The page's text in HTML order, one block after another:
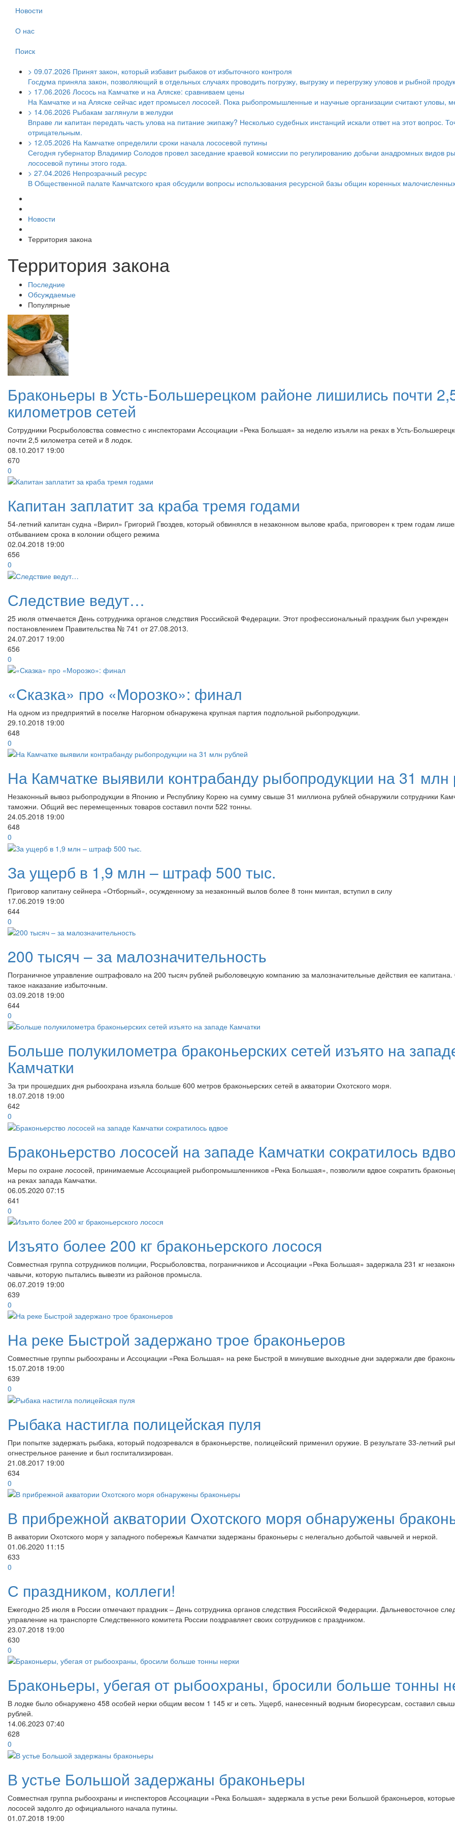
Новости
О нас
Поиск
> 09.07.2026 Принят закон, который избавит рыбаков от избыточного контроля
Госдума приняла закон, позволяющий в отдельных случаях проводить погрузку, выгрузку и перегрузку уловов и рыбной
> 17.06.2026 Лосось на Камчатке и на Аляске: сравниваем цены
На Камчатке и на Аляске сейчас идет промысел лососей. Пока рыбопромышленные и научные организации считают уловы,
> 14.06.2026 Рыбакам заглянули в желудки
Вправе ли капитан передать часть улова на питание экипажу? Несколько судебных инстанций искали ответ на этот вопрос.
отрицательным.
> 12.05.2026 На Камчатке определили сроки начала лососевой путины
Сегодня губернатор Владимир Солодов провел заседание краевой комиссии по регулированию добычи анадромных видов
лососевой путины этого года.
> 27.04.2026 Непрозрачный ресурс
В Общественной палате Камчатского края обсудили вопросы использования ресурсной базы общин коренных
Новости
Территория закона
Территория закона
Последние
Обсуждаемые
Популярные
Браконьеры в Усть-Большерецком районе лишились почти
километров сетей
Сотрудники Росрыболовства совместно с инспекторами Ассоциации «Река Большая» за неделю изъяли на реках в Усть-
почти 2,5 километра сетей и 8 лодок.
08.10.2017 19:00
670
0
Капитан заплатит за краба тремя годами
54-летний капитан судна «Вирил» Григорий Гвоздев, который обвинялся в незаконном вылове краба, приговорен к трем годам
отбыванием срока в колонии общего режима
02.04.2018 19:00
656
0
Следствие ведут…
25 июля отмечается День сотрудника органов следствия Российской Федерации. Этот профессиональный праздник был учрежден
постановлением Правительства № 741 от 27.08.2013.
24.07.2017 19:00
656
0
«Сказка» про «Морозко»: финал
На одном из предприятий в поселке Нагорном обнаружена крупная партия подпольной рыбопродукции.
29.10.2018 19:00
648
0
На Камчатке выявили контрабанду рыбопродукции на 31 млн
Незаконный вывоз рыбопродукции в Японию и Республику Корею на сумму свыше 31 миллиона рублей обнаружили сотрудники
таможни. Общий вес перемещенных товаров составил почти 522 тонны.
24.05.2018 19:00
648
0
За ущерб в 1,9 млн – штраф 500 тыс.
Приговор капитану сейнера «Отборный», осужденному за незаконный вылов более 8 тонн минтая, вступил в силу
17.06.2019 19:00
644
0
200 тысяч – за малозначительность
Пограничное управление оштрафовало на 200 тысяч рублей рыболовецкую компанию за малозначительные действия ее капитана.
такое наказание избыточным.
03.09.2018 19:00
644
0
Больше полукилометра браконьерских сетей изъято на
Камчатки
За три прошедших дня рыбоохрана изъяла больше 600 метров браконьерских сетей в акватории Охотского моря.
18.07.2018 19:00
642
0
Браконьерство лососей на западе Камчатки сократилось
Меры по охране лососей, принимаемые Ассоциацией рыбопромышленников «Река Большая», позволили вдвое сократить
на реках запада Камчатки.
06.05.2020 07:15
641
0
Изъято более 200 кг браконьерского лосося
Совместная группа сотрудников полиции, Росрыболовства, пограничников и Ассоциации «Река Большая» задержала 231 кг
чавычи, которую пытались вывезти из районов промысла.
06.07.2019 19:00
639
0
На реке Быстрой задержано трое браконьеров
Совместные группы рыбоохраны и Ассоциации «Река Большая» на реке Быстрой в минувшие выходные дни задержали две
15.07.2018 19:00
639
0
Рыбака настигла полицейская пуля
При попытке задержать рыбака, который подозревался в браконьерстве, полицейский применил оружие. В результате 33-летний
огнестрельное ранение и был госпитализирован.
21.08.2017 19:00
634
0
В прибрежной акватории Охотского моря обнаружены
В акватории Охотского моря у западного побережья Камчатки задержаны браконьеры с нелегально добытой чавычей и неркой.
01.06.2020 11:15
633
0
С праздником, коллеги!
Ежегодно 25 июля в России отмечают праздник – День сотрудника органов следствия Российской Федерации. Дальневосточное
управление на транспорте Следственного комитета России поздравляет своих сотрудников с праздником.
23.07.2018 19:00
630
0
Браконьеры, убегая от рыбоохраны, бросили больше тонны
В лодке было обнаружено 458 особей нерки общим весом 1 145 кг и сеть. Ущерб, нанесенный водным биоресурсам, составил
рублей.
14.06.2023 07:40
628
0
В устье Большой задержаны браконьеры
Совместная группа рыбоохраны и инспекторов Ассоциации «Река Большая» задержала в устье реки Большой браконьеров,
лососей задолго до официального начала путины.
01.07.2018 19:00